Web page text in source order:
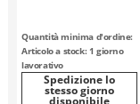
standard
Quantità minima d'ordine:
Articolo a stock: 1 giorno
lavorativo
Spedizione lo
stesso giorno